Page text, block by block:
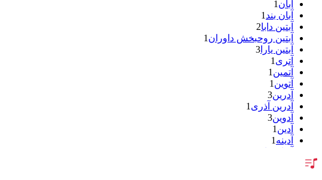
آبان1
آبان بند1
آبتین دابا2
آبتین روحبخش داوران1
آبتین یارا 3
آتری1
آتمین1
آتوین1
آدرین3
آدرین آذری1
آدوین3
آدین1
آدینه1